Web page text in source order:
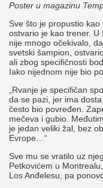
Poster u magazinu
Sve što je propustio
ostvario je kao trener.
nije mnogo očekivalo,
svetski šampion,
ali zbog specifičnosti
Iako nijednom nije bio
„Rvanje je specifičan
da se pazi, jer ima
često bio povređen.
mečeva i gubio.
je jedan veliki žal, bez
Evrope…“
Sve mu se vratilo uz
Petkovićem u
Los Anđelesu, pa